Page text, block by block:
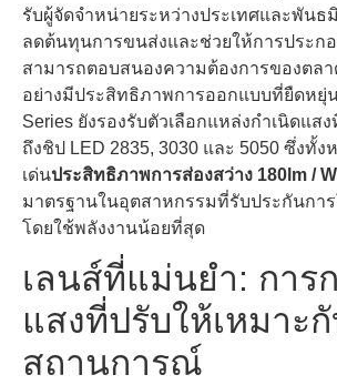
รับผู้จัดจําหน่ายระหว่างประเทศและพันธ
ลดต้นทุนการขนส่งและช่วยให้การประก
สามารถตอบสนองความต้องการของตล
อย่างมีประสิทธิภาพการออกแบบที่ยืดหยุ่
Series ยังรองรับตัวเลือกแหล่งกําเนิดแส
ถึงชิป LED 2835, 3030 และ 5050 ซึ่งทั้
เด่นประสิทธิภาพการส่องสว่าง 180lm / W
มาตรฐานในอุตสาหกรรมที่รับประกันกา
โดยใช้พลังงานน้อยที่สุด
เลนส์ที่แม่นยํา: การ
แสงที่ปรับให้เหมาะ
สถานการณ์